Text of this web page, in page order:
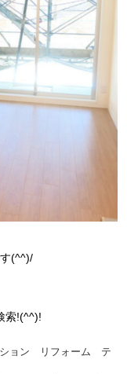
(^^)/
索!(^^)!
ョン リフォーム テ